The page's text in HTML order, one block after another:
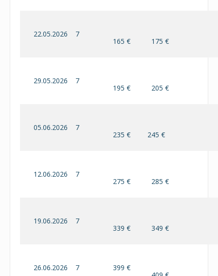
22.05.2026 7
165 € 175 €
29.05.2026 7
195 € 205 €
05.06.2026 7
235 € 245 €
12.06.2026 7
275 € 285 €
19.06.2026 7
339 € 349 €
26.06.2026 7 399 €